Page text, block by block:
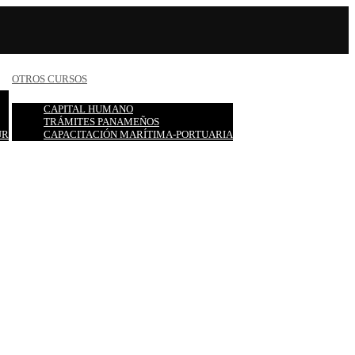
OTROS CURSOS
CAPITAL HUMANO
TRÁMITES PANAMEÑOS
CAPACITACIÓN MARÍTIMA-PORTUARIA